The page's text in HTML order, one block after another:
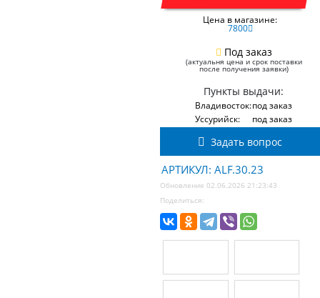
Цена в магазине:
7800
Под заказ
(актуальня цена и срок поставки
после получения заявки)
Пункты выдачи:
Владивосток:под заказ
Уссурийск:
под заказ
Задать вопрос
АРТИКУЛ: ALF.30.23
Обновление 02.06.2026 21:23:43
Поделиться: